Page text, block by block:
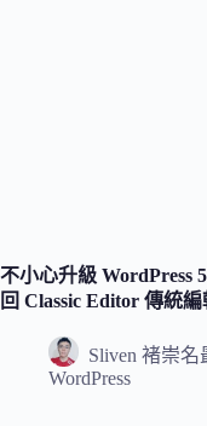
不小心升級 WordPress
回 Classic Editor 傳統編
Sliven 褚崇名
WordPress